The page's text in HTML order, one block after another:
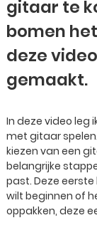
gitaar te
bomen
deze
gemaakt.
In deze video leg
met gitaar
kiezen van een
belangrijke
past. Deze eerste
wilt beginnen of
oppakken, deze